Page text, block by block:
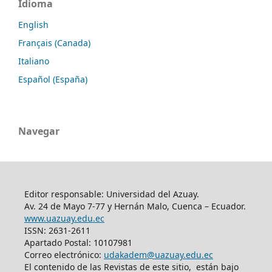
Idioma
English
Français (Canada)
Italiano
Español (España)
Navegar
Editor responsable: Universidad del Azuay.
Av. 24 de Mayo 7-77 y Hernán Malo, Cuenca – Ecuador.
www.uazuay.edu.ec
ISSN: 2631-2611
Apartado Postal: 10107981
Correo electrónico: udakadem@uazuay.edu.ec
El contenido de las Revistas de este sitio, están bajo